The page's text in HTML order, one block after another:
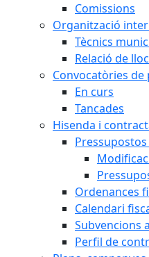
Comissions
Organització
Tècnics
Relació de
Convocatòries de
En curs
Tancades
Hisenda i
Ordenances
Calendari
Subvencions
Perfil de